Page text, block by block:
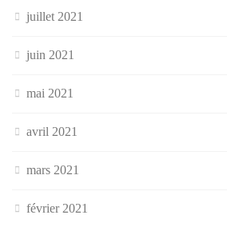
juillet 2021
juin 2021
mai 2021
avril 2021
mars 2021
février 2021